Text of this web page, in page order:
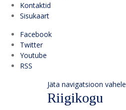
Kontaktid
Sisukaart
Facebook
Twitter
Youtube
RSS
Jäta navigatsioon vahele
Riigikogu